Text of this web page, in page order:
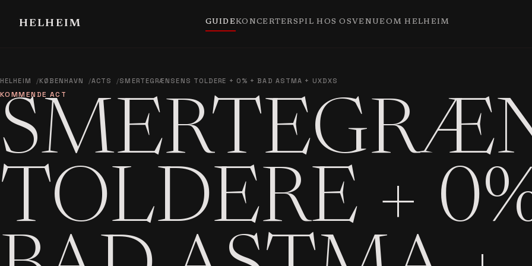
HELHEIM GUIDEKONCERTERSPIL HOS OSVENUEOM HELHEIM
HELHEIM KØBENHAVN ACTS SMERTEGRÆNSENS TOLDERE + 0% + BAD ASTMA + UXDXS
KOMMENDE ACT
TOLDERE +